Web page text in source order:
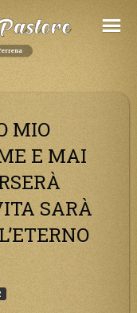
MIO
E MAI
SARÀ